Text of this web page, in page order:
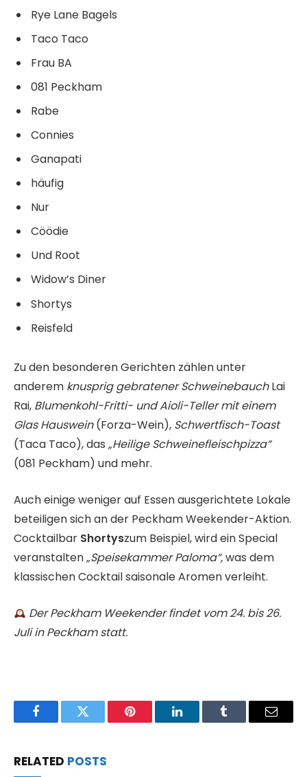
Rye Lane Bagels
Taco Taco
Frau BA
081 Peckham
Rabe
Connies
Ganapati
häufig
Nur
Cöödie
Und Root
Widow’s Diner
Shortys
Reisfeld
Zu den besonderen Gerichten zählen unter
anderem knusprig gebratener SchweinebauchLai
Rai, Blumenkohl-Fritti- und Aioli-Teller mit einem
Glas Hauswein(Forza-Wein), Schwertfisch-Toast
(Taca Taco), das „Heilige Schweinefleischpizza“
(081 Peckham) und mehr.
Auch einige weniger auf Essen ausgerichtete Lokale
beteiligen sich an der Peckham Weekender-Aktion.
Cocktailbar Shortyszum Beispiel, wird ein Special
veranstalten„Speisekammer Paloma“,was dem
klassischen Cocktail saisonale Aromen verleiht.
Der Peckham Weekender findet vom 24. bis 26.
Juli in Peckham statt.
FacebookTwitter Pinterest LinkedInTumblr Email
RELATED POSTS